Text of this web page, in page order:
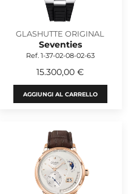
GLASHUTTE ORIGINAL
Seventies
Ref. 1-37-02-08-02-63
15.300,00 €
AGGIUNGI AL CARRELLO